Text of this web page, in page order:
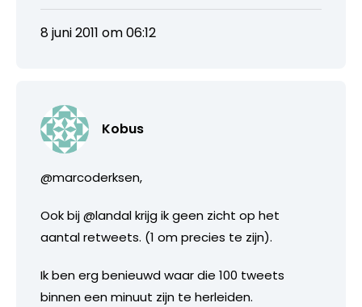
8 juni 2011 om 06:12
Kobus
@marcoderksen,
Ook bij @landal krijg ik geen zicht op het
aantal retweets. (1 om precies te zijn).
Ik ben erg benieuwd waar die 100 tweets
binnen een minuut zijn te herleiden.